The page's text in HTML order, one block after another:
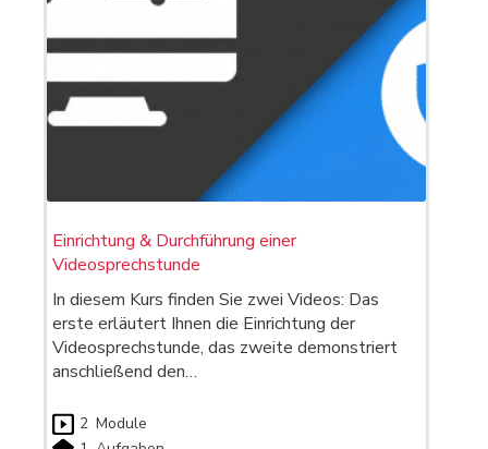
Einrichtung & Durchführung einer
Videosprechstunde
In diesem Kurs finden Sie zwei Videos: Das
erste erläutert Ihnen die Einrichtung der
Videosprechstunde, das zweite demonstriert
anschließend den…
2 Module